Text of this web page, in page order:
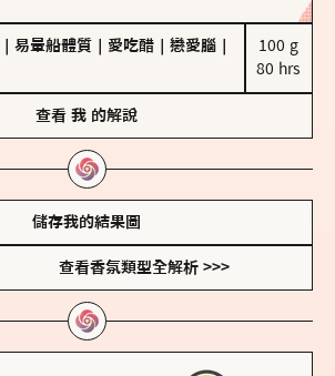
易暈船體質 愛吃醋 戀愛腦
100 g
80 hrs
查看 我 的解說
儲存我的結果圖
查看香氛類型全解析 >>>